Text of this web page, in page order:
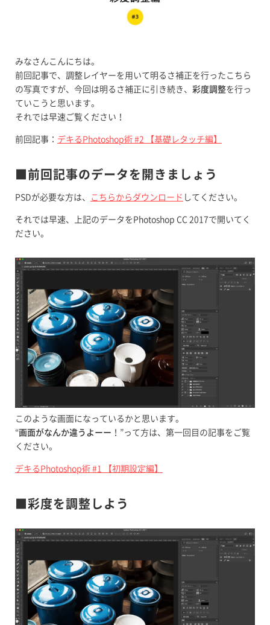
みなさんこんにちは。
前回記事で、調整レイヤーを用いて明るさ補正を行ったこちら
の写真ですが、今回は明るさ補正に引き続き、 彩度調整を行っ
ていこうと思います。
それでは早速ご覧ください！
前回記事： デキるPhotoshop術 #2 【基礎レタッチ編】
■前回記事のデータを開きましょう
PSDが必要な方は、 こちらからダウンロード してください。
それでは早速、上記のデータをPhotoshop CC 2017で開いてく
ださい。
このような画面になっているかと思います。
“画面がなんか違うよーー ！”って方は、第一回目の記事をご覧
ください。
デキるPhotoshop術 #1 【初期設定編】
■彩度を調整しよう